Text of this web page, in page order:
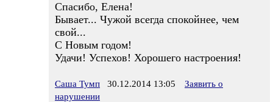
Спасибо, Елена!
Бывает... Чужой всегда спокойнее, чем
свой...
С Новым годом!
Удачи! Успехов! Хорошего настроения!
Саша Тумп 30.12.2014 13:05
Заявить о
нарушении